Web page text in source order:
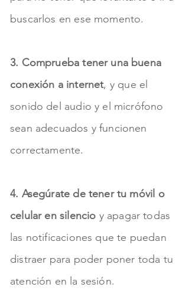
buscarlos en ese momento.
3. Comprueba tener una buena
conexión a internet, y que el
sonido del audio y el micrófono
sean adecuados y funcionen
correctamente.
4. Asegúrate de tener tu móvil o
celular en silencio y apagar todas
las notificaciones que te puedan
distraer para poder poner toda tu
atención en la sesión.